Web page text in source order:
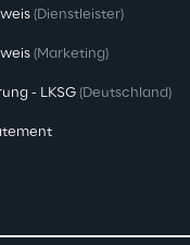
(Dienstleister)
(Marketing)
- LKSG (Deutschland)